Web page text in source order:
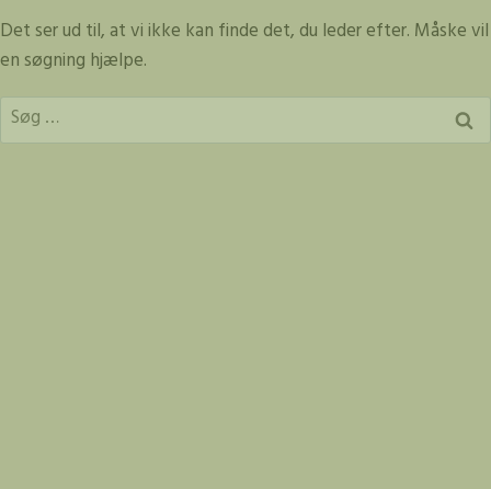
til
indhold
Det ser ud til, at vi ikke kan finde det, du leder efter. Måske vil
en søgning hjælpe.
Søg
efter: